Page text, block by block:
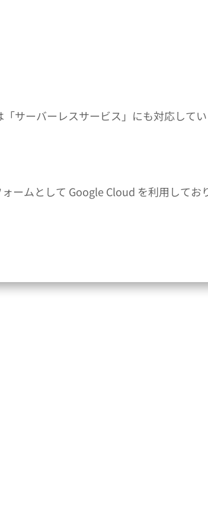
サーバーレスサービス」にも対応してい
ームとして Google Cloud を利用してお